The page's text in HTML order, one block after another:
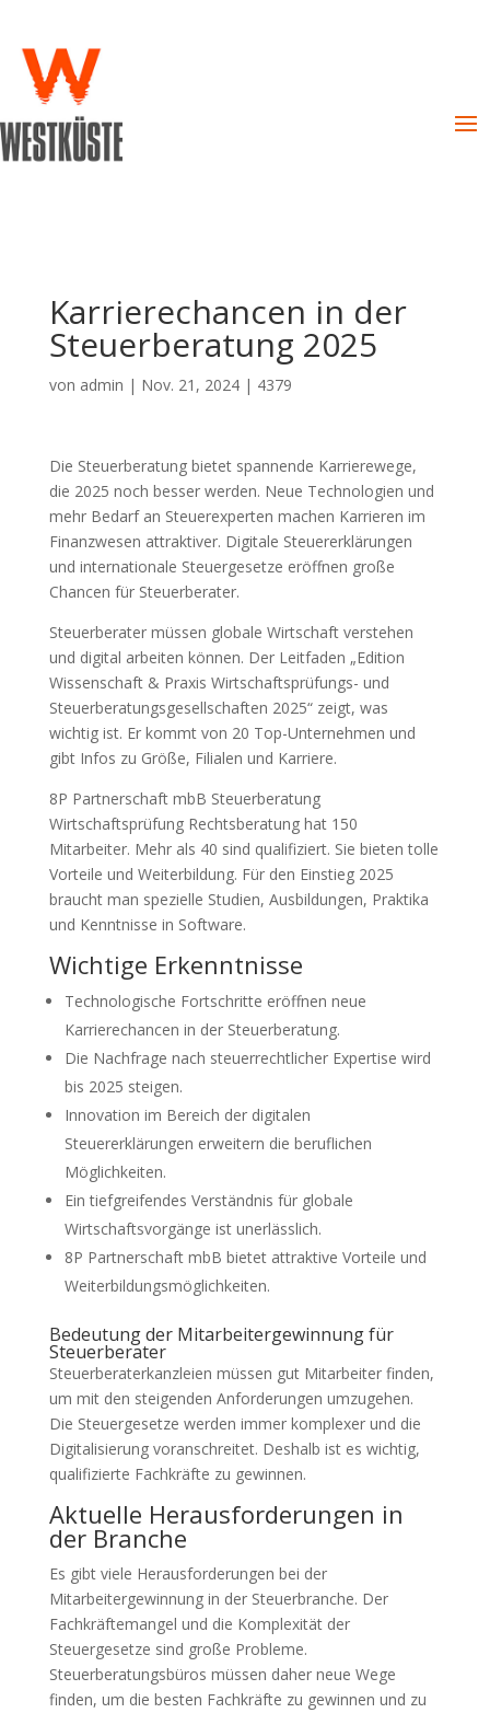
Karrierechancen in der
Steuerberatung 2025
von admin | Nov. 21, 2024| 4379
Die Steuerberatung bietet spannende Karrierewege,
die 2025 noch besser werden. Neue Technologien und
mehr Bedarf an Steuerexperten machen Karrieren im
Finanzwesen attraktiver. Digitale Steuererklärungen
und internationale Steuergesetze eröffnen große
Chancen für Steuerberater.
Steuerberater müssen globale Wirtschaft verstehen
und digital arbeiten können. Der Leitfaden „Edition
Wissenschaft & Praxis Wirtschaftsprüfungs- und
Steuerberatungsgesellschaften 2025“ zeigt, was
wichtig ist. Er kommt von 20 Top-Unternehmen und
gibt Infos zu Größe, Filialen und Karriere.
8P Partnerschaft mbB Steuerberatung
Wirtschaftsprüfung Rechtsberatung hat 150
Mitarbeiter. Mehr als 40 sind qualifiziert. Sie bieten tolle
Vorteile und Weiterbildung. Für den Einstieg 2025
braucht man spezielle Studien, Ausbildungen, Praktika
und Kenntnisse in Software.
Wichtige Erkenntnisse
Technologische Fortschritte eröffnen neue
Karrierechancen in der Steuerberatung.
Die Nachfrage nach steuerrechtlicher Expertise wird
bis 2025 steigen.
Innovation im Bereich der digitalen
Steuererklärungen erweitern die beruflichen
Möglichkeiten.
Ein tiefgreifendes Verständnis für globale
Wirtschaftsvorgänge ist unerlässlich.
8P Partnerschaft mbB bietet attraktive Vorteile und
Weiterbildungsmöglichkeiten.
Bedeutung der Mitarbeitergewinnung für
Steuerberater
Steuerberaterkanzleien müssen gut Mitarbeiter finden,
um mit den steigenden Anforderungen umzugehen.
Die Steuergesetze werden immer komplexer und die
Digitalisierung voranschreitet. Deshalb ist es wichtig,
qualifizierte Fachkräfte zu gewinnen.
Aktuelle Herausforderungen in
der Branche
Es gibt viele Herausforderungen bei der
Mitarbeitergewinnung in der Steuerbranche. Der
Fachkräftemangel und die Komplexität der
Steuergesetze sind große Probleme.
Steuerberatungsbüros müssen daher neue Wege
finden, um die besten Fachkräfte zu gewinnen und zu